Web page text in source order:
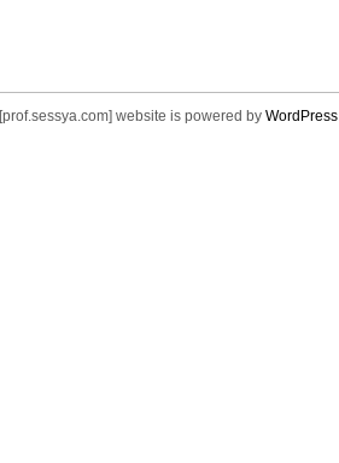
[prof.sessya.com] website is powered by WordPress